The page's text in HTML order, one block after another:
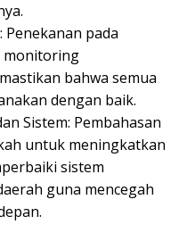
pada
monitoring
bahwa semua
dengan baik.
Sistem: Pembahasan
untuk meningkatkan
sistem
guna mencegah